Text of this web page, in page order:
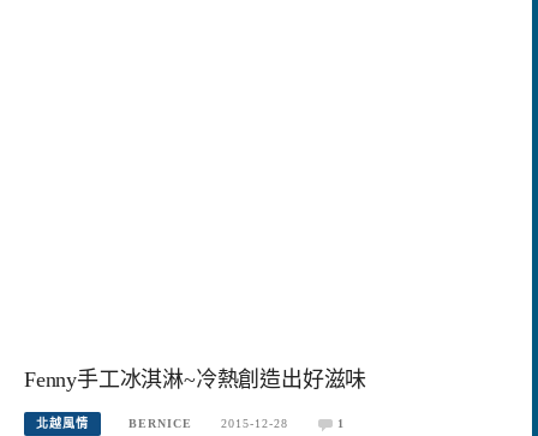
Fenny手工冰淇淋~冷熱創造出好滋味
北越風情 BERNICE 2015-12-28 1